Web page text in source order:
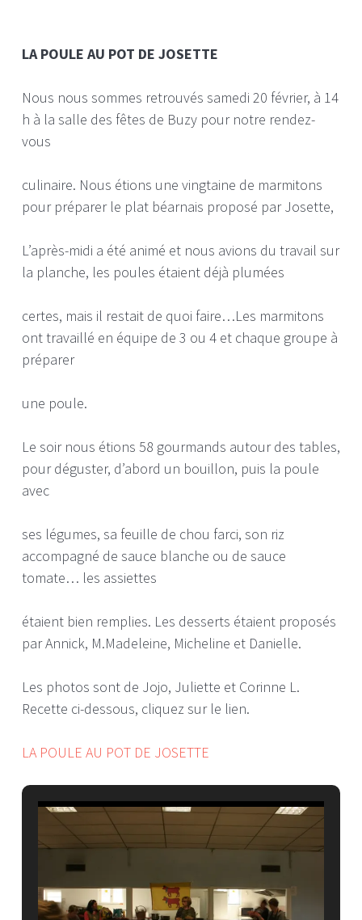
LA POULE AU POT DE JOSETTE
Nous nous sommes retrouvés samedi 20 février, à 14
h à la salle des fêtes de Buzy pour notre rendez-
vous
culinaire. Nous étions une vingtaine de marmitons
pour préparer le plat béarnais proposé par Josette,
L’après-midi a été animé et nous avions du travail sur
la planche, les poules étaient déjà plumées
certes, mais il restait de quoi faire…Les marmitons
ont travaillé en équipe de 3 ou 4 et chaque groupe à
préparer
une poule.
Le soir nous étions 58 gourmands autour des tables,
pour déguster, d’abord un bouillon, puis la poule
avec
ses légumes, sa feuille de chou farci, son riz
accompagné de sauce blanche ou de sauce
tomate… les assiettes
étaient bien remplies. Les desserts étaient proposés
par Annick, M.Madeleine, Micheline et Danielle.
Les photos sont de Jojo, Juliette et Corinne L.
Recette ci-dessous, cliquez sur le lien.
LA POULE AU POT DE JOSETTE